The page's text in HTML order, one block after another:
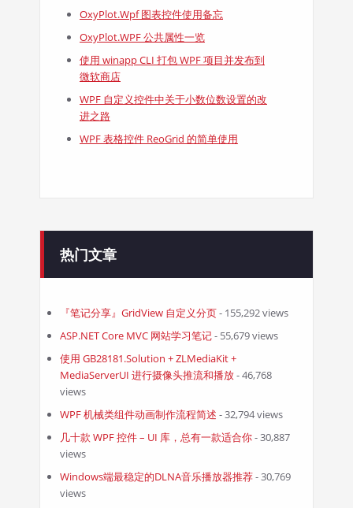
OxyPlot.Wpf 图表控件使用备忘
OxyPlot.WPF 公共属性一览
使用 winapp CLI 打包 WPF 项目并发布到
微软商店
WPF 自定义控件中关于小数位数设置的改
进之路
WPF 表格控件 ReoGrid 的简单使用
热门文章
『笔记分享』GridView 自定义分页- 155,292 views
ASP.NET Core MVC 网站学习笔记- 55,679 views
使用 GB28181.Solution + ZLMediaKit +
MediaServerUI 进行摄像头推流和播放- 46,768
views
WPF 机械类组件动画制作流程简述 - 32,794 views
几十款 WPF 控件 – UI 库，总有一款适合你- 30,887
views
Windows端最稳定的DLNA音乐播放器推荐- 30,769
views